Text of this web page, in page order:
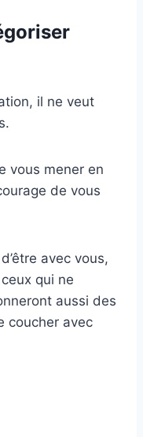
il ne veut
vous mener en
de vous
avec vous,
qui ne
aussi des
coucher avec